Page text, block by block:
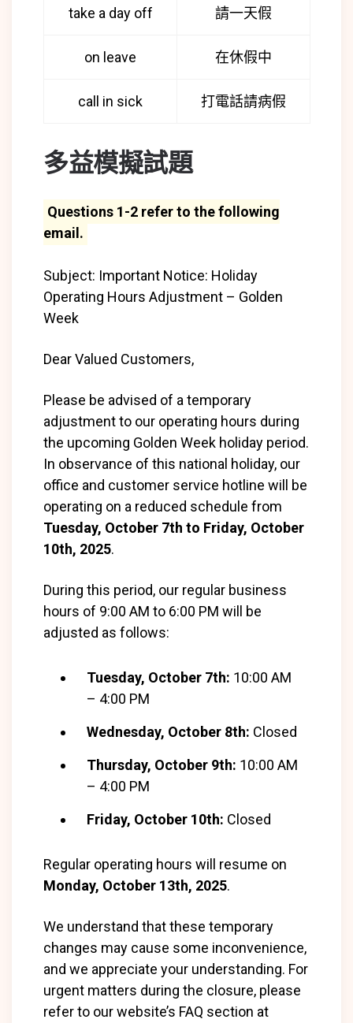
take a day off 請一天假
on leave 在休假中
call in sick 打電話請病假
多益模擬試題
Questions 1-2 refer to the following
email.
Subject: Important Notice: Holiday
Operating Hours Adjustment – Golden
Week
Dear Valued Customers,
Please be advised of a temporary
adjustment to our operating hours during
the upcoming Golden Week holiday period.
In observance of this national holiday, our
office and customer service hotline will be
operating on a reduced schedule from
Tuesday, October 7th to Friday, October
10th, 2025.
During this period, our regular business
hours of 9:00 AM to 6:00 PM will be
adjusted as follows:
Tuesday, October 7th: 10:00 AM
– 4:00 PM
Wednesday, October 8th: Closed
Thursday, October 9th: 10:00 AM
– 4:00 PM
Friday, October 10th: Closed
Regular operating hours will resume on
Monday, October 13th, 2025.
We understand that these temporary
changes may cause some inconvenience,
and we appreciate your understanding. For
urgent matters during the closure, please
refer to our website’s FAQ section at